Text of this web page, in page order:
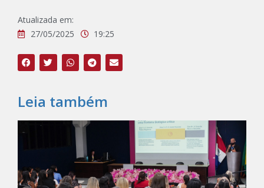
Atualizada em:
27/05/2025
19:25
Leia também